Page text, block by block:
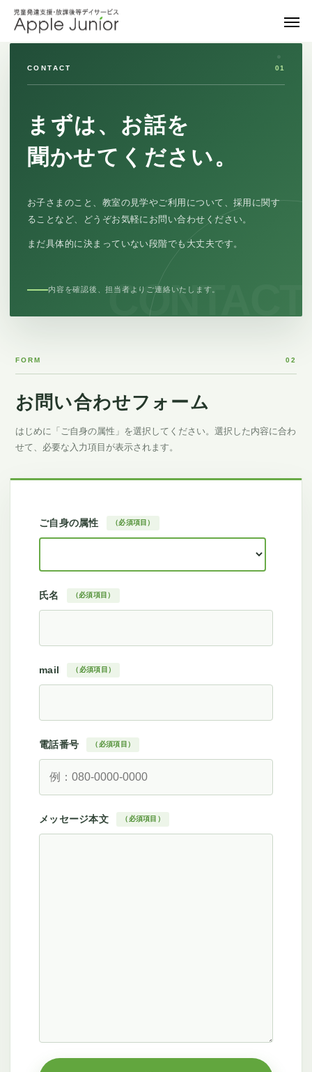
CONTACT 01
まずは、お話を
聞かせてください。
お子さまのこと、教室の見学やご利用について、採用に関す
ることなど、どうぞお気軽にお問い合わせください。
まだ具体的に決まっていない段階でも大丈夫です。
内容を確認後、担当者よりご連絡いたします。
FORM 02
お問い合わせフォーム
はじめに「ご自身の属性」を選択してください。選択した内容に合わ
せて、必要な入力項目が表示されます。
ご自身の属性 （必須項目）
氏名 （必須項目）
mail （必須項目）
電話番号 （必須項目）
メッセージ本文 （必須項目）